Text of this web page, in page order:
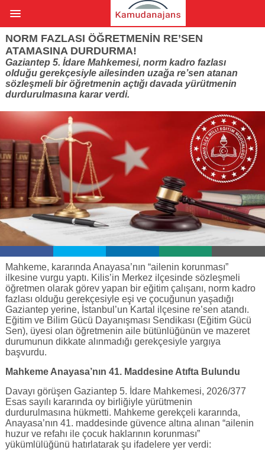
NORM FAZLASI ÖĞRETMENIN RE’SEN
ATAMASINA DURDURMA!
Gaziantep 5. İdare Mahkemesi, norm kadro fazlası
olduğu gerekçesiyle ailesinden uzağa re’sen atanan
sözleşmeli bir öğretmenin açtığı davada yürütmenin
durdurulmasına karar verdi.
Mahkeme, kararında Anayasa’nın “ailenin korunması”
ilkesine vurgu yaptı. Kilis’in Merkez ilçesinde sözleşmeli
öğretmen olarak görev yapan bir eğitim çalışanı, norm kadro
fazlası olduğu gerekçesiyle eşi ve çocuğunun yaşadığı
Gaziantep yerine, İstanbul’un Kartal ilçesine re’sen atandı.
Eğitim ve Bilim Gücü Dayanışması Sendikası (Eğitim Gücü
Sen), üyesi olan öğretmenin aile bütünlüğünün ve mazeret
durumunun dikkate alınmadığı gerekçesiyle yargıya
başvurdu.
Mahkeme Anayasa’nın 41. Maddesine Atıfta Bulundu
Davayı görüşen Gaziantep 5. İdare Mahkemesi, 2026/377
Esas sayılı kararında oy birliğiyle yürütmenin
durdurulmasına hükmetti. Mahkeme gerekçeli kararında,
Anayasa’nın 41. maddesinde güvence altına alınan “ailenin
huzur ve refahı ile çocuk haklarının korunması”
yükümlülüğünü hatırlatarak şu ifadelere yer verdi: